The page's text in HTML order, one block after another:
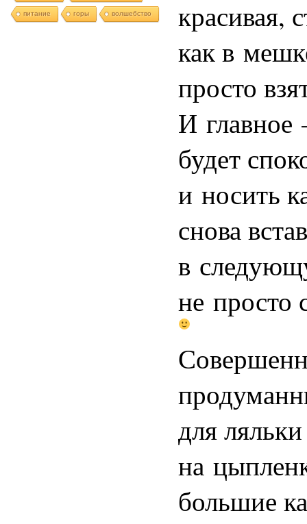
питание горы волшебство
красивая,
как в
просто
И
будет
и носить
снова
в
не просто
для
на
большие